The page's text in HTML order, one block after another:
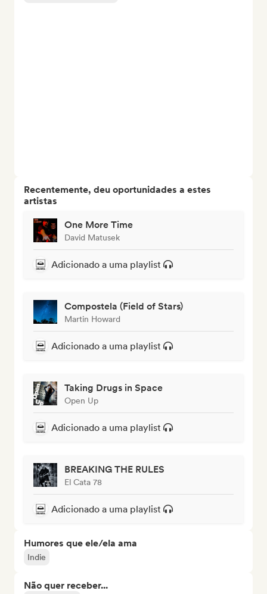
Recentemente, deu oportunidades a estes
artistas
One More Time
David Matusek
Adicionado a uma playlist
Compostela (Field of Stars)
Martin Howard
Adicionado a uma playlist
Taking Drugs in Space
Open Up
Adicionado a uma playlist
BREAKING THE RULES
El Cata 78
Adicionado a uma playlist
Humores que ele/ela ama
Indie
Não quer receber...